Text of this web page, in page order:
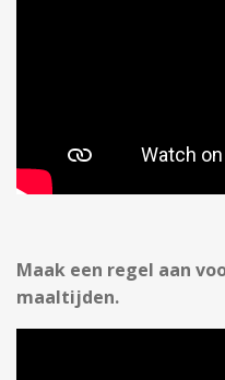
Maak een regel aan
maaltijden.